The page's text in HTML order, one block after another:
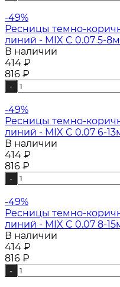
-49%
Ресницы темно-
линий - MIX C 0.07 5-
В наличии
414 ₽
816 ₽
-
-49%
Ресницы темно-
линий - MIX C 0.07 6-
В наличии
414 ₽
816 ₽
-
-49%
Ресницы темно-
линий - MIX C 0.07 8-
В наличии
414 ₽
816 ₽
-